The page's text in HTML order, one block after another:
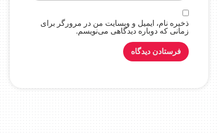
ذخیره نام، ایمیل و وبسایت من در مرورگر برای
زمانی که دوباره دیدگاهی می‌نویسم.